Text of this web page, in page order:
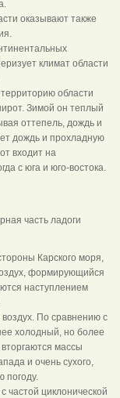
оказывают также
климат области
области
Зимой он теплый
оттепель, дождь и
дождь и прохладную
входит на
с юга и юго-востока.
часть ладоги
Карского моря,
формирующийся
наступлением
По сравнению с
холодный, но более
массы
и очень сухого,
погоду.
частой циклонической